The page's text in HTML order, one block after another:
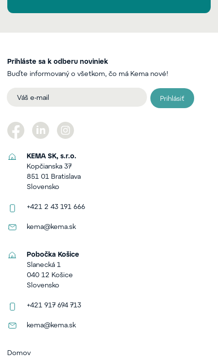
Prihláste sa k odberu noviniek
Buďte informovaný o všetkom, čo má Kema nové!
Prihlásiť
KEMA SK, s.r.o.
Kopčianska 37
851 01 Bratislava
Slovensko
+421 2 43 191 666
kema@kema.sk
Pobočka Košice
Slanecká 1
040 12 Košice
Slovensko
+421 917 694 713
kema@kema.sk
Domov